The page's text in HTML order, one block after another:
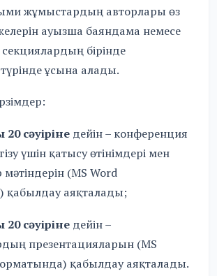
жұмыстардың авторлары өз
ауызша баяндама немесе
бірінде
ұсына алады.
сәуіріне дейін – конференция
үшін қатысу өтінімдері мен
(MS Word
қабылдау аяқталады;
сәуіріне дейін –
презентацияларын (MS
қабылдау аяқталады.